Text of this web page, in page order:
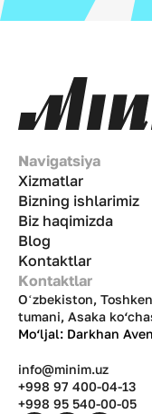
Navigatsiya
Xizmatlar
Bizning ishlarimiz
Biz haqimizda
Blog
Kontaktlar
Kontaktlar
Oʻzbekiston,
tumani, Asaka
Mo‘ljal: Darkhan
info@minim.uz
+998 97 400-04-13
+998 95 540-00-05